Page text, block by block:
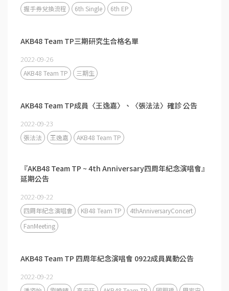
握手券兌換流程 6th Single 6th EP
AKB48 Team TP三期研究生合格名單
2022-09-26
AKB48 Team TP 三期生
AKB48 Team TP成員〈王逸嘉〉、〈張法法〉確診 公告
2022-09-23
張法法 王逸嘉 AKB48 Team TP
『AKB48 Team TP ~ 4th Anniversary四周年紀念演唱會』
延期公告
2022-09-22
四周年紀念演唱會 KB48 Team TP
4thAnniversaryConcert
FanMeeting
AKB48 Team TP 四周年紀念演唱會 0922成員異動公告
2022-09-22